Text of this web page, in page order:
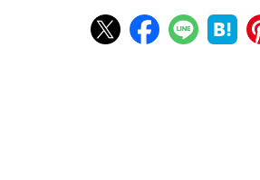
・定年後の家賃をどう払うかが課題になる